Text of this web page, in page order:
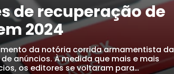
de recuperação de
2024
da notória corrida armamentista da
anúncios. À medida que mais e mais
os editores se voltaram para…